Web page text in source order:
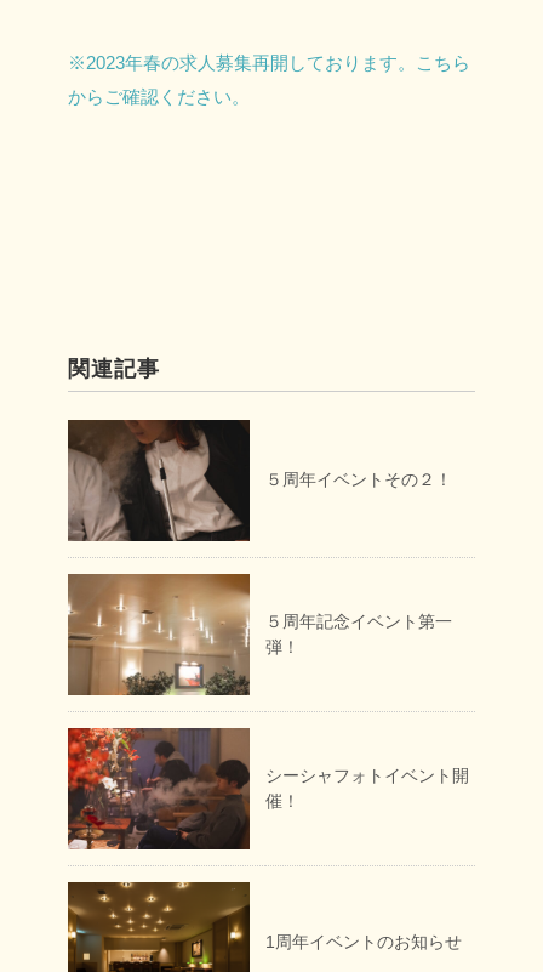
※2023年春の求人募集再開しております。こちら
からご確認ください。
関連記事
５周年イベントその２！
５周年記念イベント第一
弾！
シーシャフォトイベント開
催！
1周年イベントのお知らせ